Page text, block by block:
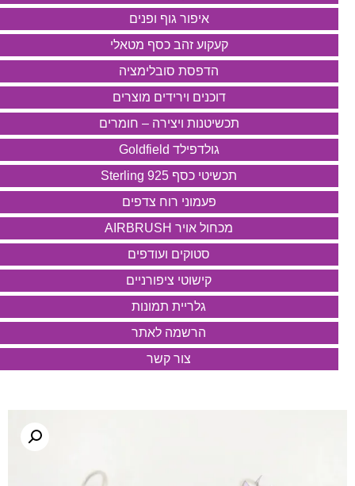
איפור גוף ופנים
קעקוע זהב כסף מטאלי
הדפסת סובלימציה
דוכנים וירידים מוצרים
תכשיטנות ויצירה – חומרים
גולדפילד Goldfield
תכשיטי כסף 925 Sterling
פעמוני רוח צדפים
מכחול אויר AIRBRUSH
סטוקים ועודפים
קישוטי ציפורניים
גלריית תמונות
הרשמה לאתר
צור קשר